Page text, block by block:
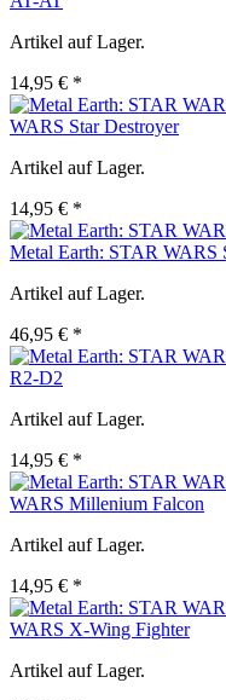
Artikel auf Lager.
14,95 € *
WARS Star Destroyer
Artikel auf Lager.
14,95 € *
Metal Earth: STAR WARS
Artikel auf Lager.
46,95 € *
R2-D2
Artikel auf Lager.
14,95 € *
WARS Millenium Falcon
Artikel auf Lager.
14,95 € *
WARS X-Wing Fighter
Artikel auf Lager.